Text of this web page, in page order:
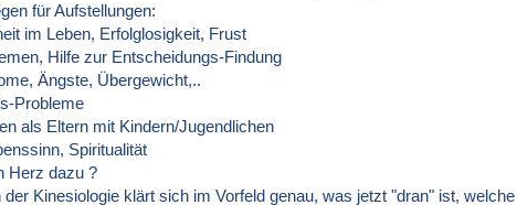
für Aufstellungen:
im Leben, Erfolglosigkeit, Frust
Hilfe zur Entscheidungs-Findung
Ängste, Übergewicht,..
Probleme
als Eltern mit Kindern/Jugendlichen
Spiritualität
Herz dazu ?
der Kinesiologie klärt sich im Vorfeld genau, was jetzt "dran" ist, welche